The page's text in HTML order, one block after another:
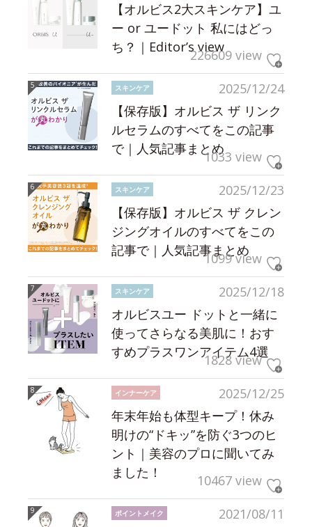
【オルビス2大スキンケア】ユ
ー or ユードット 私にはどっ
ち？｜Editor’s view226609 view
2025/12/24
スキンケア
【保存版】オルビス ザ リンク
ルセラムのすべてをこの記事
で｜人気記事まとめ1033 view
2025/12/23
スキンケア
【保存版】オルビス ザ クレン
ジングオイルのすべてをこの
記事で｜人気記事まとめ
1099 view
2025/12/18
スキンケア
オルビスユー ドットと一緒に
使ってさらなる美肌に！おす
すめプラスワンアイテム4選
1828 view
2025/12/25
インナーケア
年末年始も体型キープ！休み
明けの“ドキッ”を防ぐ3つのヒ
ント｜美容のプロに聞いてみ
ました！
10467 view
2021/08/11
ポイントメイク